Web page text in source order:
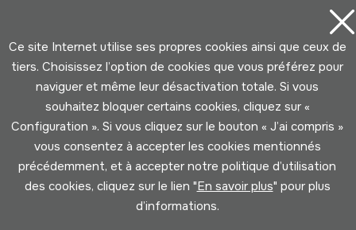
Cookies politique
Ce site Internet utilise ses propres cookies ainsi que ceux de
tiers. Choisissez l’option de cookies que vous préférez pour
naviguer et même leur désactivation totale. Si vous
souhaitez bloquer certains cookies, cliquez sur «
Configuration ». Si vous cliquez sur le bouton « J’ai compris »
vous consentez à accepter les cookies mentionnés
précédemment, et à accepter notre politique d’utilisation
des cookies, cliquez sur le lien "En savoir plus" pour plus
d’informations.